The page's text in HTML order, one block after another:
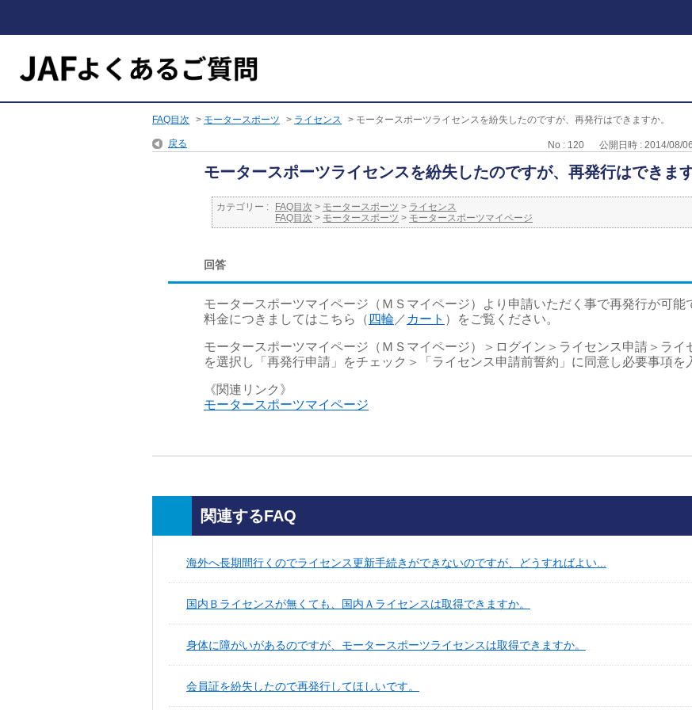
FAQ目次 > モータースポーツ > ライセンス > モータースポーツライセンスを紛失したのですが、再発行はできますか。
戻る No : 120 公開日時 : 2014/08/
モータースポーツライセンスを紛失したのですが、再発行はできます
カテゴリー : FAQ目次 > モータースポーツ > ライセンス
FAQ目次 > モータースポーツ > モータースポーツマイページ
回答
モータースポーツマイページ（ＭＳマイページ）より申請いただく事で再発行が可能
料金につきましてはこちら（ 四輪 ／ カート ）をご覧ください。
モータースポーツマイページ（ＭＳマイページ）＞ログイン＞ライセンス申請＞ライ
を選択し「再発行申請」をチェック＞「ライセンス申請前誓約」に同意し必要事項を
《関連リンク》
モータースポーツマイページ
関連するFAQ
海外へ長期間行くのでライセンス更新手続きができないのですが、どうすればよい...
国内Ｂライセンスが無くても、国内Ａライセンスは取得できますか。
身体に障がいがあるのですが、モータースポーツライセンスは取得できますか。
会員証を紛失したので再発行してほしいです。